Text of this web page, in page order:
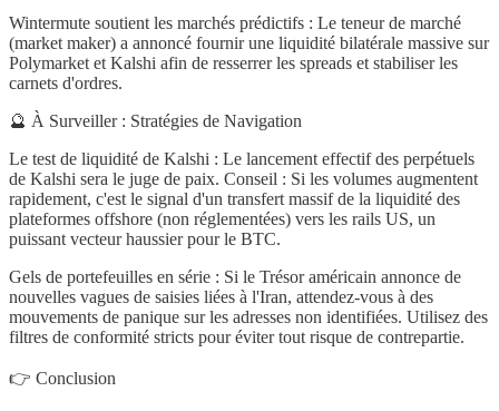
Wintermute soutient les marchés prédictifs : Le teneur de marché
(market maker) a annoncé fournir une liquidité bilatérale massive sur
Polymarket et Kalshi afin de resserrer les spreads et stabiliser les
carnets d'ordres.
🔮 À Surveiller : Stratégies de Navigation
Le test de liquidité de Kalshi : Le lancement effectif des perpétuels
de Kalshi sera le juge de paix. Conseil : Si les volumes augmentent
rapidement, c'est le signal d'un transfert massif de la liquidité des
plateformes offshore (non réglementées) vers les rails US, un
puissant vecteur haussier pour le BTC.
Gels de portefeuilles en série : Si le Trésor américain annonce de
nouvelles vagues de saisies liées à l'Iran, attendez-vous à des
mouvements de panique sur les adresses non identifiées. Utilisez des
filtres de conformité stricts pour éviter tout risque de contrepartie.
👉 Conclusion